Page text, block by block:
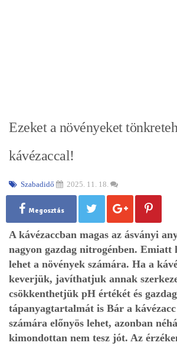
Ezeket a növényeket
kávézaccal!
Szabadidő 2025. 11. 18.
Megosztás
A kávézaccban magas az ásványi
nagyon gazdag nitrogénben. Emiatt
lehet a növények számára. Ha a
keverjük, javíthatjuk annak
csökkenthetjük pH értékét és
tápanyagtartalmát is Bár a
számára előnyös lehet, azonban
kimondottan nem tesz jót. Az